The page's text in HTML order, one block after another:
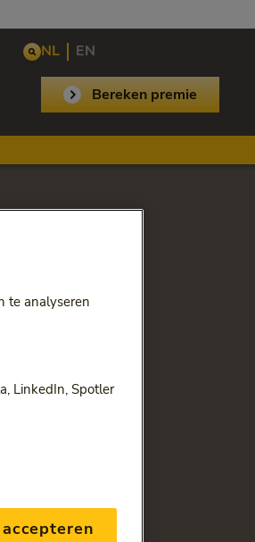
NL
EN
Bereken premie
te analyseren
LinkedIn, Spotler